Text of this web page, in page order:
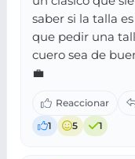
saber si la talla
que pedir una
cuero sea de
💼
1 5 1